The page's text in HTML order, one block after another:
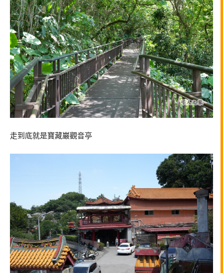
走到底就是寶藏巖觀音亭